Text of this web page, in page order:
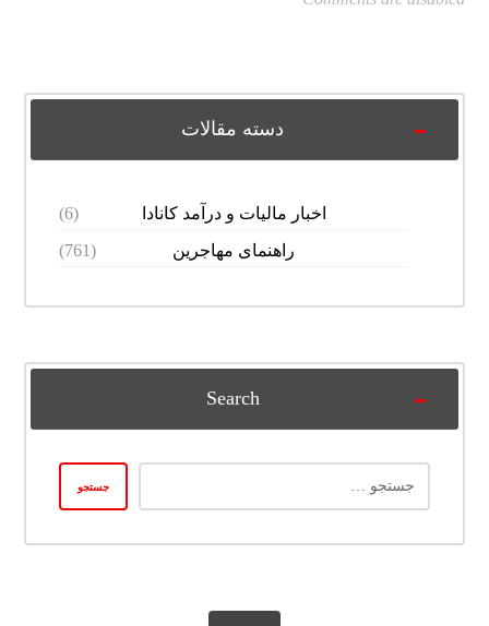
دسته مقالات
اخبار مالیات و درآمد کانادا
(6)
راهنمای مهاجرین
(761)
Search